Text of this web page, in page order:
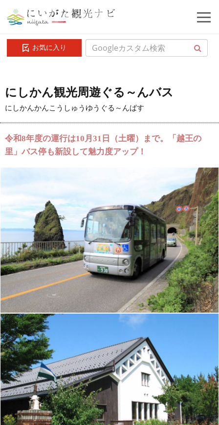
お気に入り
にしかん観光周遊ぐる～んバス
にしかんかんこうしゅうゆうぐる～んばす
令和8年度の運行は10月31日（土曜）まで。「越王の
里」バス停も新設して魅力度アップ！